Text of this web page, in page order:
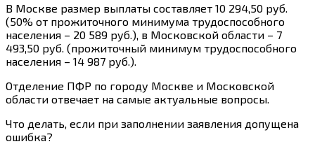
В Москве размер выплаты составляет 10 294,50 руб.
(50% от прожиточного минимума трудоспособного
населения – 20 589 руб.), в Московской области – 7
493,50 руб. (прожиточный минимум трудоспособного
населения – 14 987 руб.).
Отделение ПФР по городу Москве и Московской
области отвечает на самые актуальные вопросы.
Что делать, если при заполнении заявления допущена
ошибка?